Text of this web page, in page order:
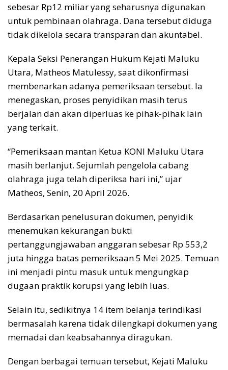
sebesar Rp12 miliar yang seharusnya digunakan
untuk pembinaan olahraga. Dana tersebut diduga
tidak dikelola secara transparan dan akuntabel.
Kepala Seksi Penerangan Hukum Kejati Maluku
Utara, Matheos Matulessy, saat dikonfirmasi
membenarkan adanya pemeriksaan tersebut. Ia
menegaskan, proses penyidikan masih terus
berjalan dan akan diperluas ke pihak-pihak lain
yang terkait.
“Pemeriksaan mantan Ketua KONI Maluku Utara
masih berlanjut. Sejumlah pengelola cabang
olahraga juga telah diperiksa hari ini,” ujar
Matheos, Senin, 20 April 2026.
Berdasarkan penelusuran dokumen, penyidik
menemukan kekurangan bukti
pertanggungjawaban anggaran sebesar Rp 553,2
juta hingga batas pemeriksaan 5 Mei 2025. Temuan
ini menjadi pintu masuk untuk mengungkap
dugaan praktik korupsi yang lebih luas.
Selain itu, sedikitnya 14 item belanja terindikasi
bermasalah karena tidak dilengkapi dokumen yang
memadai dan keabsahannya diragukan.
Dengan berbagai temuan tersebut, Kejati Maluku